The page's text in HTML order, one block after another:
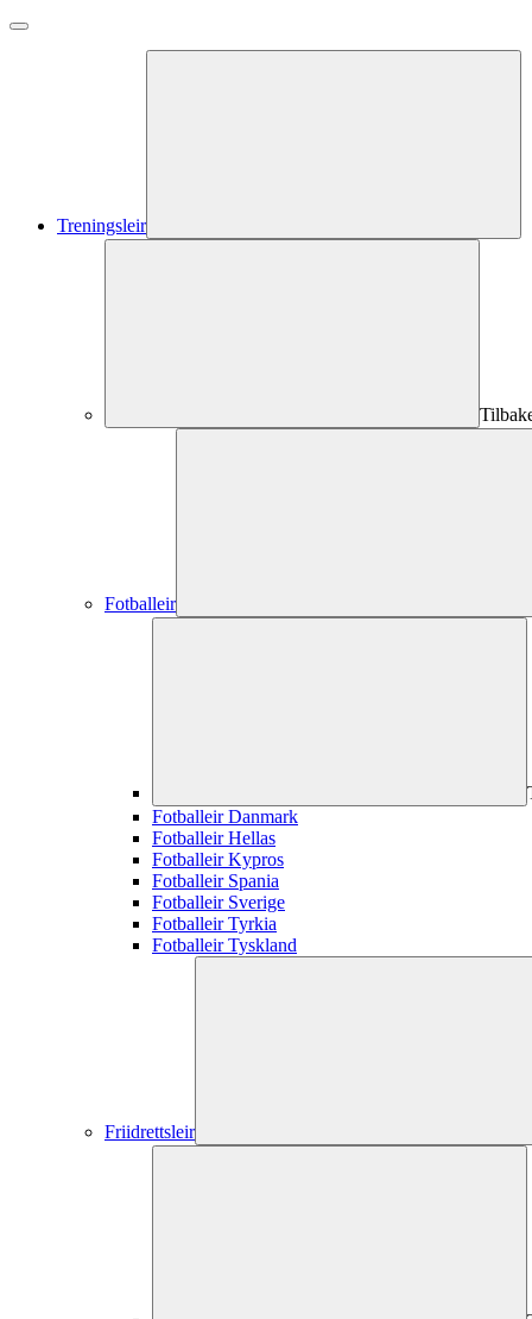
Treningsleir
Fotballeir
Fotballeir Danmark
Fotballeir Hellas
Fotballeir Kypros
Fotballeir Spania
Fotballeir Sverige
Fotballeir Tyrkia
Fotballeir Tyskland
Friidrettsleir